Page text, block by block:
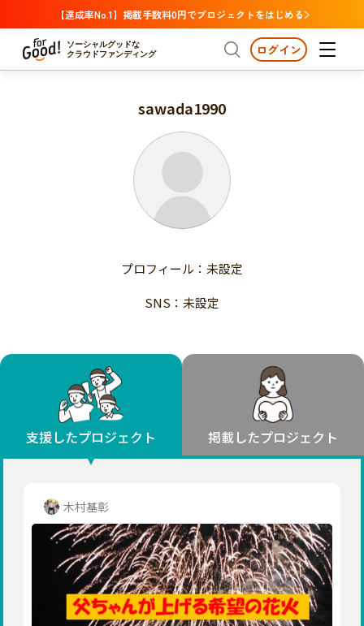
【達成率No.1】掲載手数料0円でプロジェクトをはじめる
ソーシャルグッドな
クラウドファンディング
プロジェクトからさがす 注目
支援金額が多い
支援人数が多い
終了日が近い
国際協力
子ども・教育
フード・農業
文化
環境・エシカル
人権・マイノリティ
社会貢献
地域からさがす 北海道・東北
北海道
宮城
秋田
山形
支援金額が多い
終了日が近い
カテゴリーからさがす
医療・福祉
子ども・教育
人権・マイノリティ
北海道 青森 岩手 宮城
秋田
福島
茨城 栃木 群馬
千葉
東京
神奈川
新潟 富山
長野
岐阜 静岡 愛知
滋賀 京都 大阪
兵庫
和歌山
ログイン
sawada1990
プロフィール：未設定
SNS：未設定
支援したプロジェクト 掲載したプロジェクト
木村基彰